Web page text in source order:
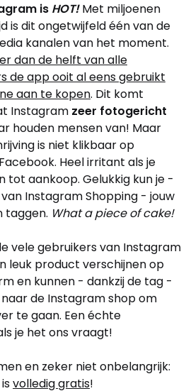
is HOT!Met miljoenen
is dit ongetwijfeld één van de
kanalen van het moment.
dan de helft van alle
de app ooit al eens gebruikt
aan te kopen. Dit komt
Instagram zeer fotogericht
houden mensen van! Maar
is niet klikbaar op
Heel irritant als je
tot aankoop. Gelukkig kun je -
Instagram Shopping - jouw
taggen. What a piece of cake!
vele gebruikers van Instagram
leuk product verschijnen op
en kunnen - dankzij de tag -
de Instagram shop om
te gaan. Een échte
je het ons vraagt!
en zeker niet onbelangrijk:
volledig gratis!